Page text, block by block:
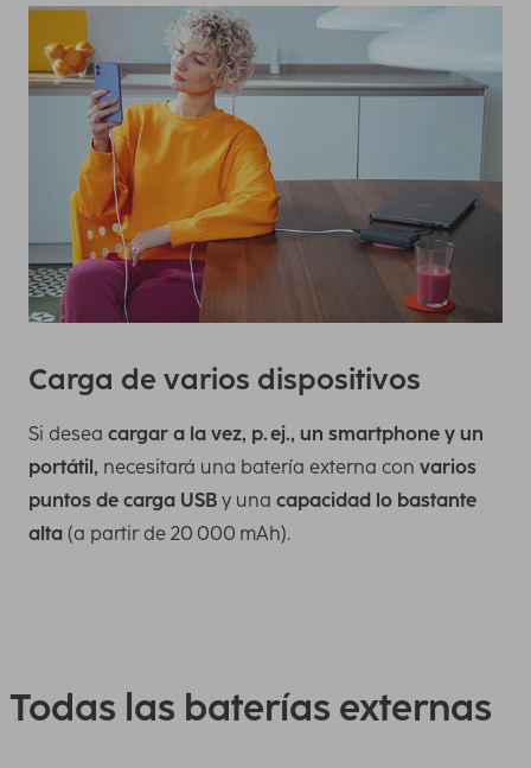
Carga de varios dispositivos
Si desea cargar a la vez, p. ej., un smartphone y un
portátil, necesitará una batería externa con varios
puntos de carga USB y una capacidad lo bastante
alta (a partir de 20 000 mAh).
Todas las baterías externas